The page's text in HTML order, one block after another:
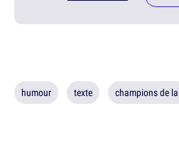
humour texte champions de